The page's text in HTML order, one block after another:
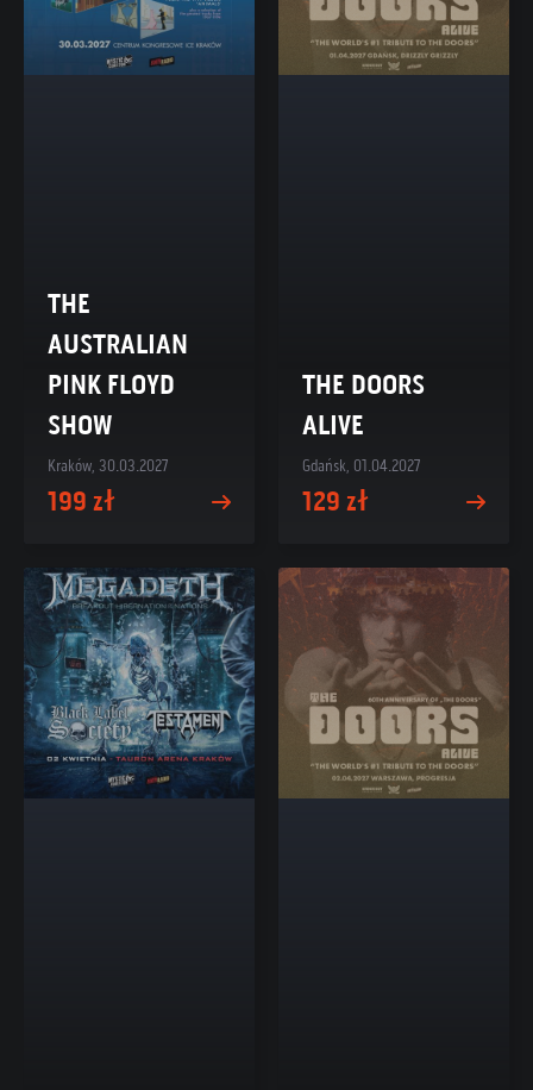
THE
AUSTRALIAN
PINK FLOYD
SHOW
Kraków, 30.03.2027
199 zł
THE DOORS
ALIVE
Gdańsk, 01.04.2027
129 zł